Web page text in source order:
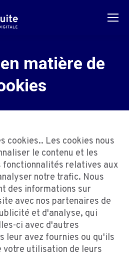
matière de
cookies.. Les cookies nous
le contenu et les
fonctionnalités relatives aux
notre trafic. Nous
des informations sur
avec nos partenaires de
et d'analyse, qui
ci avec d'autres
leur avez fournies ou qu'ils
votre utilisation de leurs